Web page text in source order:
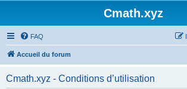
Cmath.xyz
FAQ
Accueil du forum
Cmath.xyz - Conditions d’utilisation